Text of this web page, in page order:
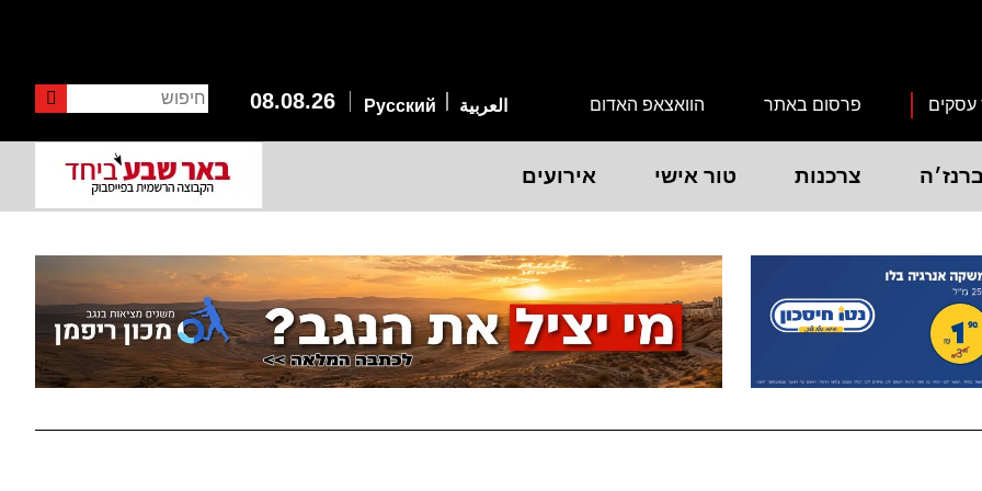
עסקים פרסום באתר הוואצאפ האדום 08.08.26 חיפוש
العربية Русский
צרכנות טור אישי אירועים